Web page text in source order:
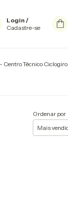
Login /
Cadastre-se
Centro Técnico Ciclogiro
Ordenar por